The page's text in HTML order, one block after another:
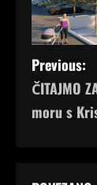
P
o
Previous:
ČITAJMO
moru s